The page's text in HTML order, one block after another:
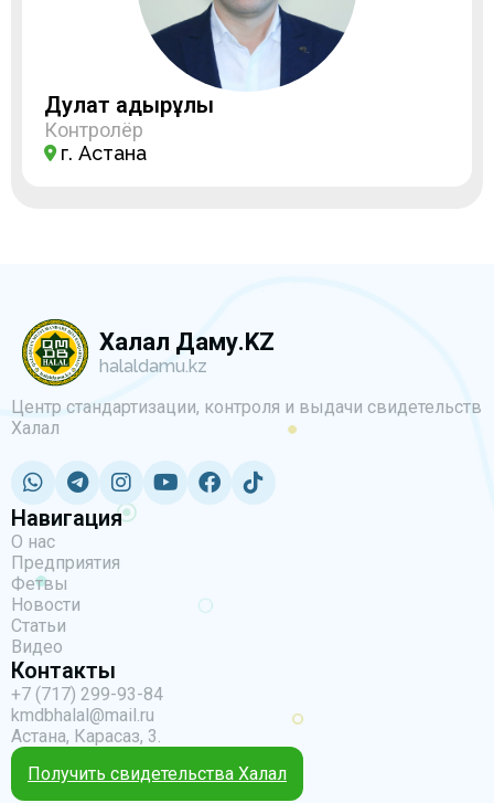
Дулат Қадырұлы
Контролёр
г. Астана
Халал Даму.KZ
halaldamu.kz
Центр стандартизации, контроля и выдачи свидетельств
Халал
Навигация
О нас
Предприятия
Фетвы
Новости
Статьи
Видео
Контакты
+7 (717) 299-93-84
kmdbhalal@mail.ru
Астана, Карасаз, 3.
Получить свидетельства Халал